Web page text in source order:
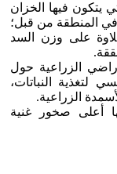
يتكون فيها الخزان
في المنطقة من قبل؛
مليار طن علاوة على وزن السد
الزراعية حول
لتغذية النباتات،
الزراعية.
أعلى صخور غنية